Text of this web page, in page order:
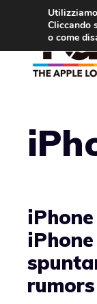
contenuto
rumors
Cliccando
o come